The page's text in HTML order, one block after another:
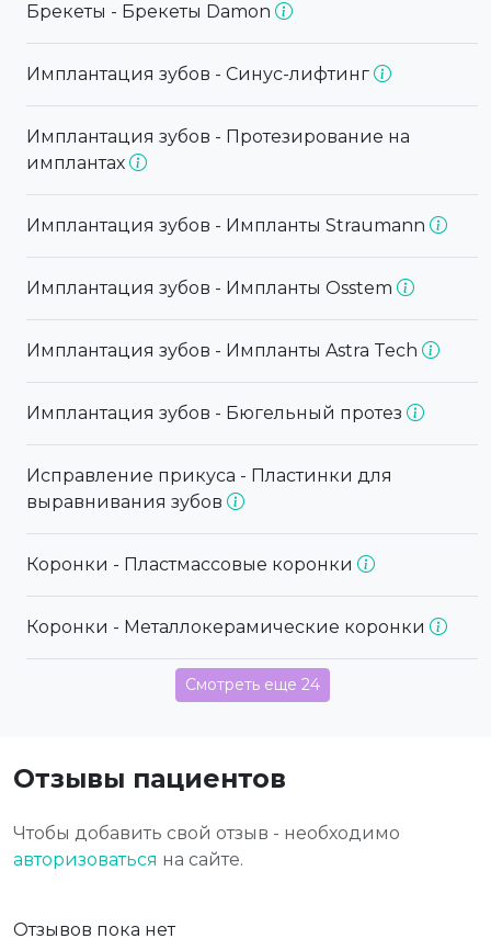
Брекеты - Брекеты Damon
Имплантация зубов - Синус-лифтинг
Имплантация зубов - Протезирование на
имплантах
Имплантация зубов - Импланты Straumann
Имплантация зубов - Импланты Osstem
Имплантация зубов - Импланты Astra Tech
Имплантация зубов - Бюгельный протез
Исправление прикуса - Пластинки для
выравнивания зубов
Коронки - Пластмассовые коронки
Коронки - Металлокерамические коронки
Смотреть еще 24
Отзывы пациентов
Чтобы добавить свой отзыв - необходимо
авторизоваться на сайте.
Отзывов пока нет